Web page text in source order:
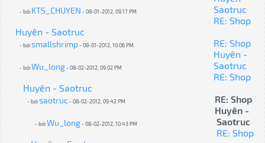
Saotruc
- bởi KTS_CHUYEN - 08-01-2012, 09:17 PM
RE: Shop
Huyên - Saotruc
- bởismallshrimp- 08-01-2012, 10:06 PM
RE: Shop
Huyên -
Saotruc
- bởiWu_long- 08-02-2012, 09:02 PM
RE: Shop
Huyên - Saotruc
- bởisaotruc- 08-02-2012, 09:42 PM
RE: Shop
Huyên -
Saotruc
- bởiWu_long- 08-02-2012, 10:43 PM
RE: Shop